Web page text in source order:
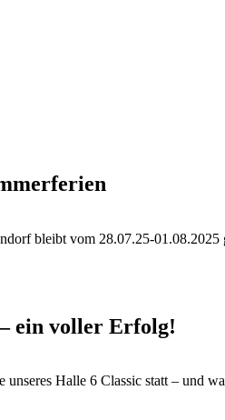
bleibt vom 28.07.25-01.08.2025
ein voller Erfolg!
Halle 6 Classic statt – und